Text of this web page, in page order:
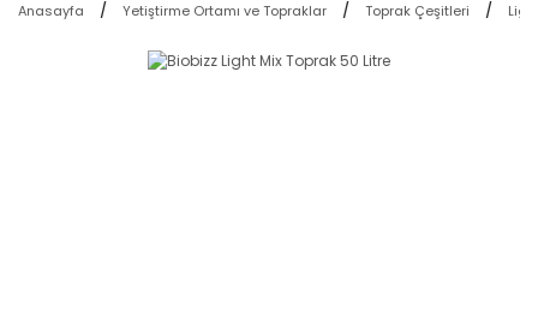
Anasayfa Yetiştirme Ortamı ve Topraklar Toprak Çeşitleri